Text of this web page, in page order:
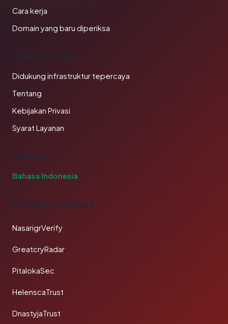
Cara kerja
Domain yang baru diperiksa
PERUSAHAAN
Didukung infrastruktur tepercaya
Tentang
Kebijakan Privasi
Syarat Layanan
BAHASA
Bahasa Indonesia
TAUTAN SAHABAT
NasarigrVerify
GreatcryRadar
PitalokaSec
HelenscaTrust
DnastyjaTrust